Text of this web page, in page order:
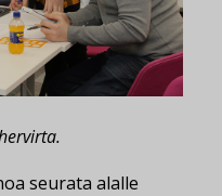
seurata alalle